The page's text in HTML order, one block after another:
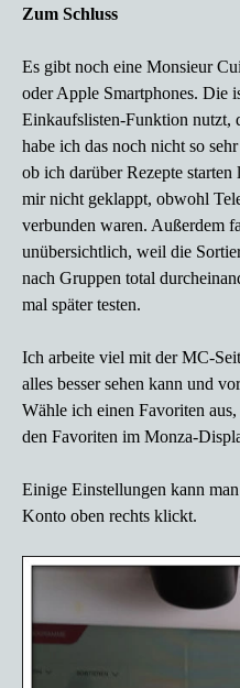
Zum Schluss
Es gibt noch eine Monsieur
oder Apple Smartphones. Die
Einkaufslisten-Funktion nutzt,
habe ich das noch nicht so
ob ich darüber Rezepte starten
mir nicht geklappt, obwohl
verbunden waren. Außerdem
unübersichtlich, weil die
nach Gruppen total
mal später testen.
Ich arbeite viel mit der MC-
alles besser sehen kann und
Wähle ich einen Favoriten
den Favoriten im Monza-
Einige Einstellungen kann
Konto oben rechts klickt.